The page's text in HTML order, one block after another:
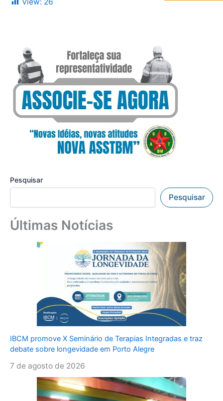
Pesquisar
Pesquisar
Últimas Notícias
IBCM promove X Seminário de Terapias Integradas e traz
debate sobre longevidade em Porto Alegre
7 de agosto de 2026